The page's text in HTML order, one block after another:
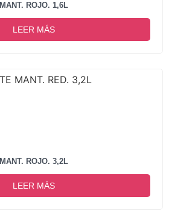
MANT. ROJO. 1,6L
LEER MÁS
MANT. ROJO. 3,2L
LEER MÁS